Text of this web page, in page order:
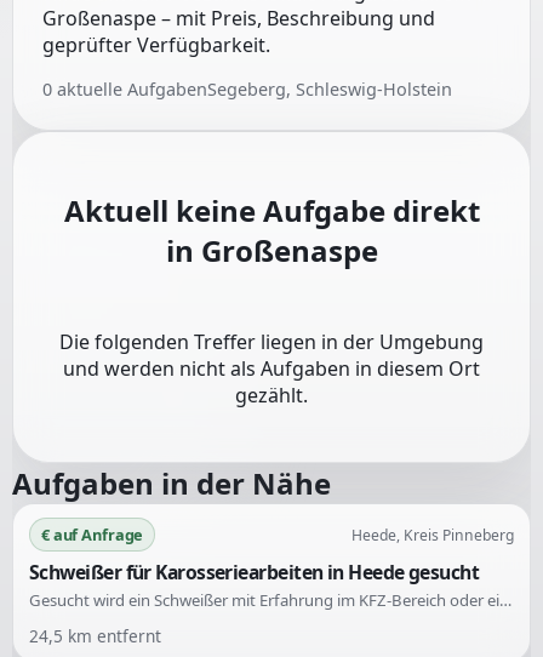
Großenaspe – mit Preis, Beschreibung und
geprüfter Verfügbarkeit.
0 aktuelle AufgabenSegeberg, Schleswig-Holstein
Aktuell keine Aufgabe direkt
in Großenaspe
Die folgenden Treffer liegen in der Umgebung
und werden nicht als Aufgaben in diesem Ort
gezählt.
Aufgaben in der Nähe
€ auf Anfrage Heede, Kreis Pinneberg
Schweißer für Karosseriearbeiten in Heede gesucht
Gesucht wird ein Schweißer mit Erfahrung im KFZ-Bereich oder ein KFZ-Mechaniker, der das Schweißen beherrscht. Es sind diverse Schweißarbeiten an einem Ford Transit Mk6 von 2010 erforderlich.
24,5 km entfernt